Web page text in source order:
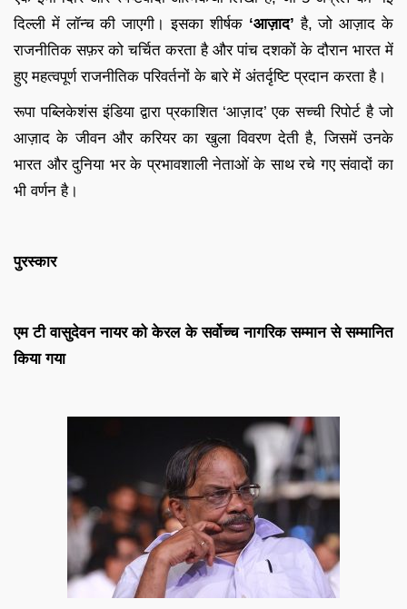
दिल्ली में लॉन्च की जाएगी। इसका शीर्षक ‘आज़ाद’ है, जो आज़ाद के
राजनीतिक सफ़र को चर्चित करता है और पांच दशकों के दौरान भारत में
हुए महत्वपूर्ण राजनीतिक परिवर्तनों के बारे में अंतर्दृष्टि प्रदान करता है।
रूपा पब्लिकेशंस इंडिया द्वारा प्रकाशित ‘आज़ाद’ एक सच्ची रिपोर्ट है जो
आज़ाद के जीवन और करियर का खुला विवरण देती है, जिसमें उनके
भारत और दुनिया भर के प्रभावशाली नेताओं के साथ रचे गए संवादों का
भी वर्णन है।
पुरस्कार
एम टी वासुदेवन नायर को केरल के सर्वोच्च नागरिक सम्मान से सम्मानित
किया गया